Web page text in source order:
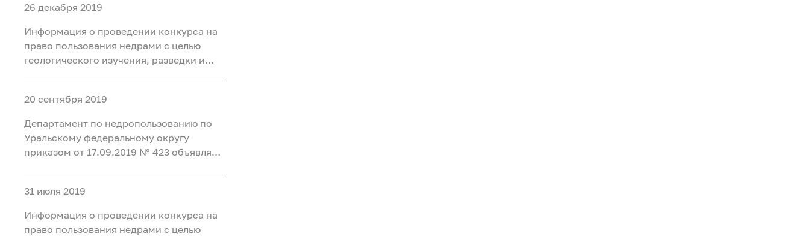
минеральных вод для
бальнеоприменения на участке недр
Месторождение Восточно-
26 декабря 2019
Информация о проведении конкурса на
право пользования недрами с целью
геологического изучения, разведки и
каменноугольного месторождения и
Низовский Низовского
каменноугольного месторождения и в
20 сентября 2019
Департамент по недропользованию по
Уральскому федеральному округу
приказом от 17.09.2019 № 423 объявляет
грязей для бальнеоприменения на
участке недр «Тулубаево-2»
месторождения «Озер
31 июля 2019
Информация о проведении конкурса на
право пользования недрами с целью